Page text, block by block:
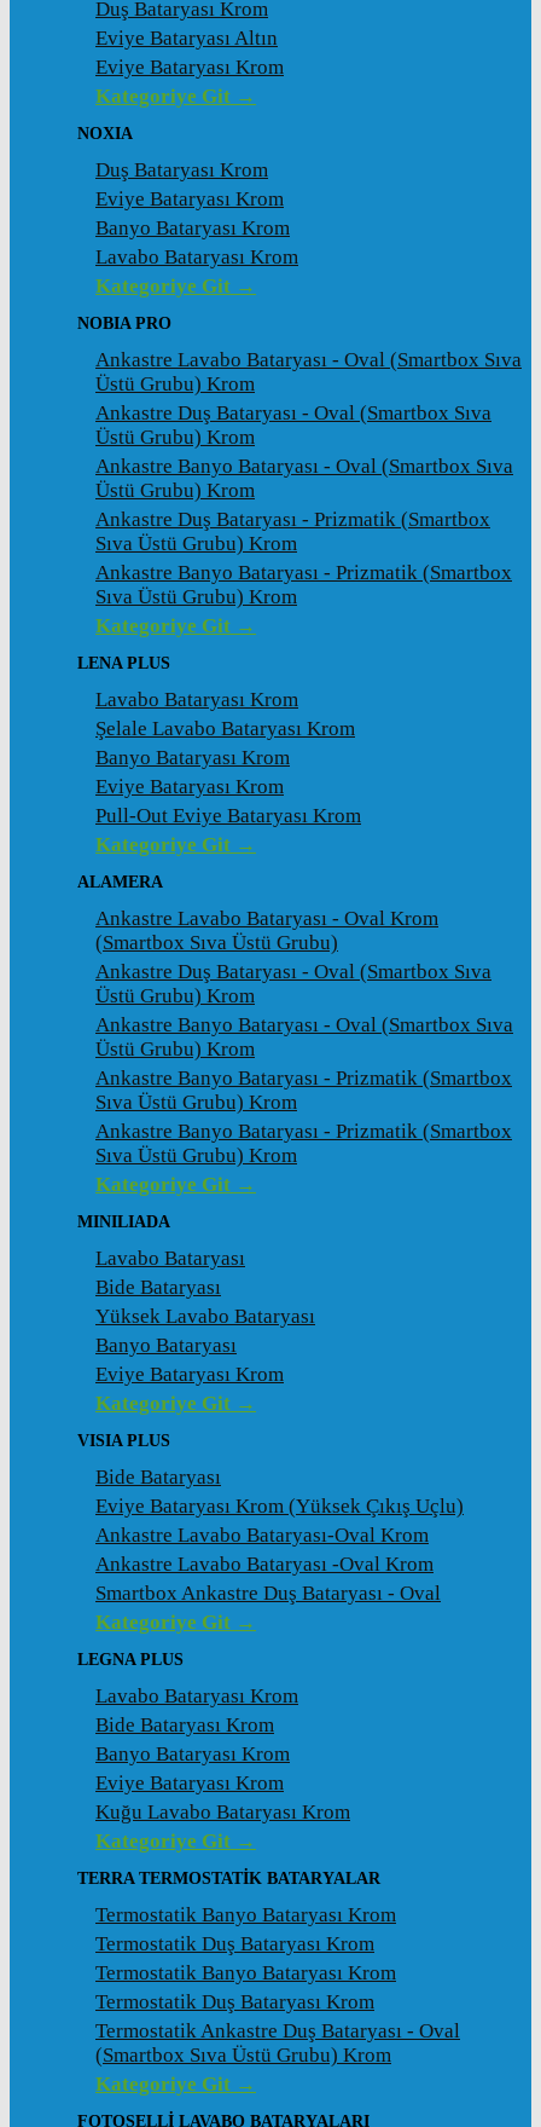
Duş Bataryası Krom
Eviye Bataryası Altın
Eviye Bataryası Krom
Kategoriye Git →
NOXIA
Duş Bataryası Krom
Eviye Bataryası Krom
Banyo Bataryası Krom
Lavabo Bataryası Krom
Kategoriye Git →
NOBIA PRO
Ankastre Lavabo Bataryası - Oval (Smartbox Sıva
Üstü Grubu) Krom
Ankastre Duş Bataryası - Oval (Smartbox Sıva
Üstü Grubu) Krom
Ankastre Banyo Bataryası - Oval (Smartbox Sıva
Üstü Grubu) Krom
Ankastre Duş Bataryası - Prizmatik (Smartbox
Sıva Üstü Grubu) Krom
Ankastre Banyo Bataryası - Prizmatik (Smartbox
Sıva Üstü Grubu) Krom
Kategoriye Git →
LENA PLUS
Lavabo Bataryası Krom
Şelale Lavabo Bataryası Krom
Banyo Bataryası Krom
Eviye Bataryası Krom
Pull-Out Eviye Bataryası Krom
Kategoriye Git →
ALAMERA
Ankastre Lavabo Bataryası - Oval Krom
(Smartbox Sıva Üstü Grubu)
Ankastre Duş Bataryası - Oval (Smartbox Sıva
Üstü Grubu) Krom
Ankastre Banyo Bataryası - Oval (Smartbox Sıva
Üstü Grubu) Krom
Ankastre Banyo Bataryası - Prizmatik (Smartbox
Sıva Üstü Grubu) Krom
Ankastre Banyo Bataryası - Prizmatik (Smartbox
Sıva Üstü Grubu) Krom
Kategoriye Git →
MINILIADA
Lavabo Bataryası
Bide Bataryası
Yüksek Lavabo Bataryası
Banyo Bataryası
Eviye Bataryası Krom
Kategoriye Git →
VISIA PLUS
Bide Bataryası
Eviye Bataryası Krom (Yüksek Çıkış Uçlu)
Ankastre Lavabo Bataryası-Oval Krom
Ankastre Lavabo Bataryası -Oval Krom
Smartbox Ankastre Duş Bataryası - Oval
Kategoriye Git →
LEGNA PLUS
Lavabo Bataryası Krom
Bide Bataryası Krom
Banyo Bataryası Krom
Eviye Bataryası Krom
Kuğu Lavabo Bataryası Krom
Kategoriye Git →
TERRA TERMOSTATİK BATARYALAR
Termostatik Banyo Bataryası Krom
Termostatik Duş Bataryası Krom
Termostatik Banyo Bataryası Krom
Termostatik Duş Bataryası Krom
Termostatik Ankastre Duş Bataryası - Oval
(Smartbox Sıva Üstü Grubu) Krom
Kategoriye Git →
FOTOSELLİ LAVABO BATARYALARI